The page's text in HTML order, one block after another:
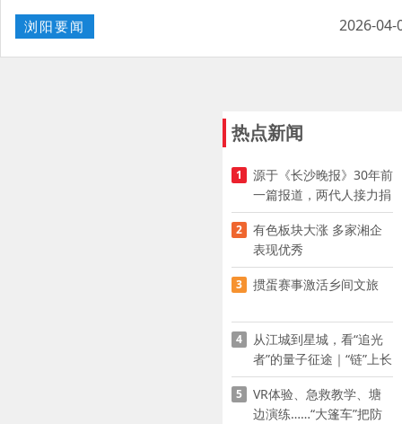
浏阳要闻 2026-04-
热点新闻
1
源于《长沙晚报》30年前
一篇报道，两代人接力捐
资助学
2
有色板块大涨 多家湘企
表现优秀
3 掼蛋赛事激活乡间文旅
4
从江城到星城，看“追光
者”的量子征途｜“链”上长
沙 “才”够硬核
5
VR体验、急救教学、塘
边演练……“大篷车”把防